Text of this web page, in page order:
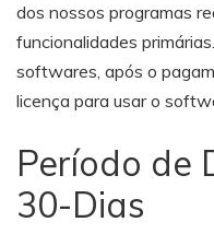
dos nossos programas
funcionalidades
softwares, após o
licença para usar o
Período de
30-Dias